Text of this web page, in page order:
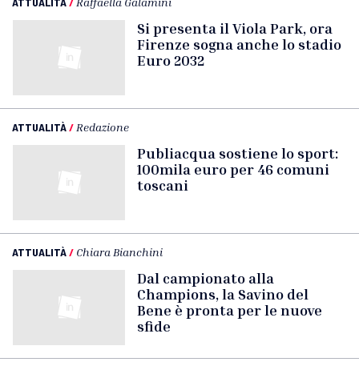
Si presenta il Viola Park, ora
Firenze sogna anche lo stadio
Euro 2032
ATTUALITÀ/ Redazione
Publiacqua sostiene lo sport:
100mila euro per 46 comuni
toscani
ATTUALITÀ/ Chiara Bianchini
Dal campionato alla
Champions, la Savino del
Bene è pronta per le nuove
sfide